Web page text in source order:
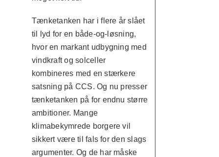
Tænketanken har i flere år slået
til lyd for en både-og-løsning,
hvor en markant udbygning med
vindkraft og solceller
kombineres med en stærkere
satsning på CCS. Og nu presser
tænketanken på for endnu større
ambitioner. Mange
klimabekymrede borgere vil
sikkert være til fals for den slags
argumenter. Og de har måske